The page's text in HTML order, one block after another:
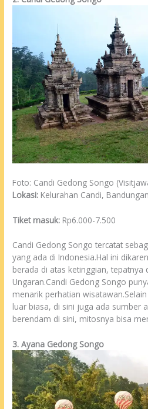
Foto: Candi Gedong Songo
Lokasi: Kelurahan Candi,
Tiket masuk: Rp6.000-7.500
Candi Gedong Songo tercatat
yang ada di Indonesia.Hal ini
berada di atas ketinggian, tepatnya
Ungaran.Candi Gedong Songo
menarik perhatian
luar biasa, di sini juga ada sumber
berendam di sini, mitosnya bisa
3. Ayana Gedong Songo